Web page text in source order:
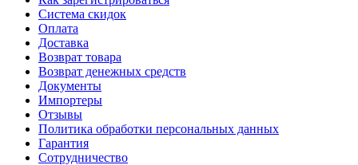
Система скидок
Оплата
Доставка
Возврат товара
Возврат денежных средств
Документы
Импортеры
Отзывы
Политика обработки персональных данных
Гарантия
Сотрудничество